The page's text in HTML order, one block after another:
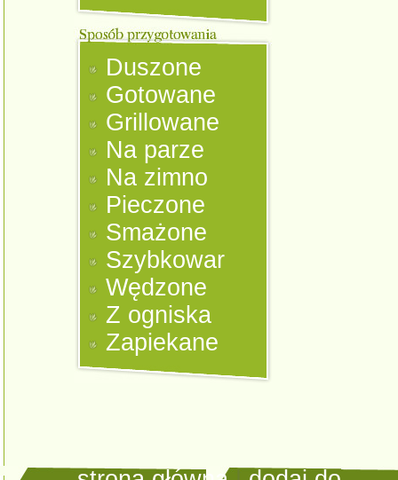
Duszone
Gotowane
Grillowane
Na parze
Na zimno
Pieczone
Smażone
Szybkowar
Wędzone
Z ogniska
Zapiekane